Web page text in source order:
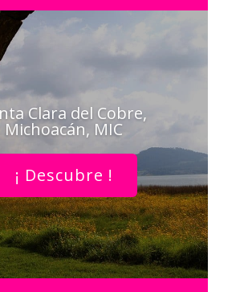
Clara del Cobre,
Michoacán, MIC
¡ Descubre !